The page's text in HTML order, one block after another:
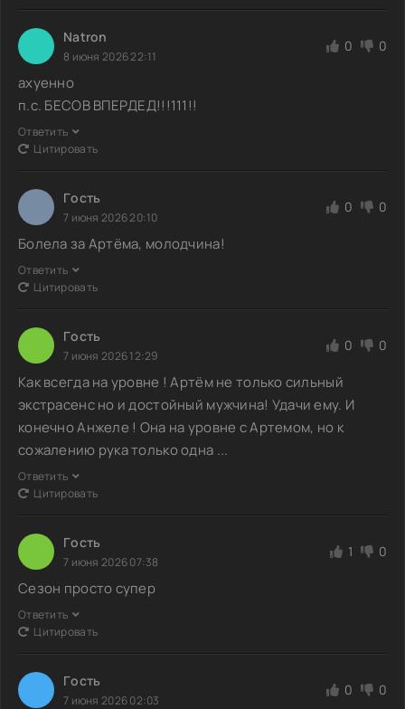
Natron
8 июня 2026 22:11
0 0
ахуенно
п.с. БЕСОВ ВПЕРДЕД!!!111!!
Ответить
Цитировать
Гoсть
7 июня 2026 20:10
0 0
Болела за Артёма, молодчина!
Ответить
Цитировать
Гoсть
7 июня 2026 12:29
0 0
Как всегда на уровне ! Артём не только сильный
экстрасенс но и достойный мужчина! Удачи ему. И
конечно Анжеле ! Она на уровне с Артемом, но к
сожалению рука только одна ...
Ответить
Цитировать
Гoсть
7 июня 2026 07:38
1 0
Сезон просто супер
Ответить
Цитировать
Гoсть
7 июня 2026 02:03
0 0